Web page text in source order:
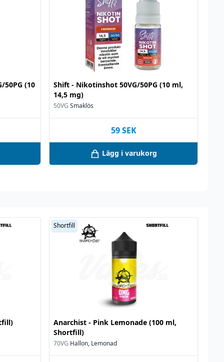
50PG (10
Shift - Nikotinshot 50VG/50PG (10 ml,
14,5 mg)
50VG Smaklös
59 SEK
Lägg i varukorg
Anarchist - Pink Lemonade (100 ml,
Shortfill)
70VG Hallon, Lemonad
Shortfill